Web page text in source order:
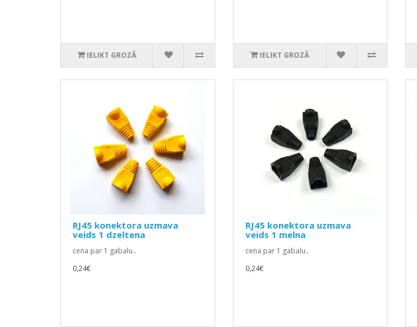
IELIKT GROZĀ IELIKT GROZĀ
RJ45 konektora uzmava
veids 1 dzeltena
cena par 1 gabalu..
0,24€
RJ45 konektora uzmava
veids 1 melna
cena par 1 gabalu..
0,24€